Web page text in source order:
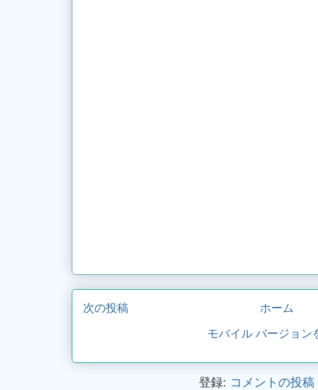
次の投稿 ホーム
モバイル バージョン
登録: コメントの投